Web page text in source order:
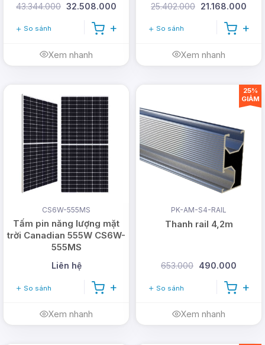
43.344.000 32.508.000
So sánh
Xem nhanh
25.402.000 21.168.000
So sánh
Xem nhanh
CS6W-555MS
Tấm pin năng lượng mặt
trời Canadian 555W CS6W-
555MS
Liên hệ
So sánh
Xem nhanh
PK-AM-S4-RAIL
Thanh rail 4,2m
653.000 490.000
So sánh
Xem nhanh
25%
GIẢM